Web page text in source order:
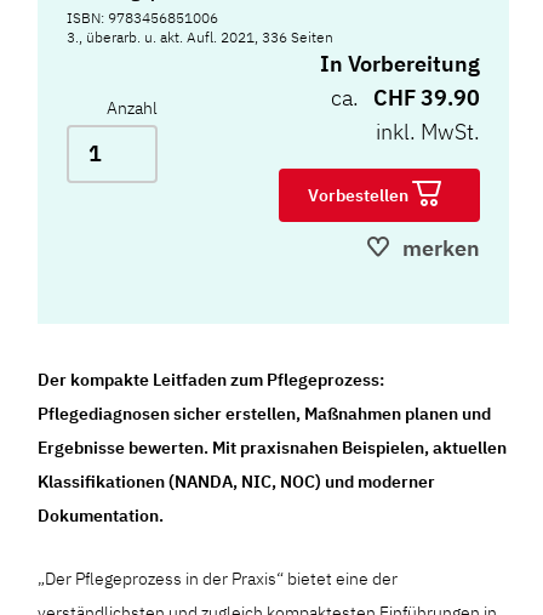
ISBN: 9783456851006
3., überarb. u. akt. Aufl. 2021, 336 Seiten
In Vorbereitung
Anzahl ca.
CHF 39.90
inkl. MwSt.
Vorbestellen
merken
Der kompakte Leitfaden zum Pflegeprozess:
Pflegediagnosen sicher erstellen, Maßnahmen planen und
Ergebnisse bewerten. Mit praxisnahen Beispielen, aktuellen
Klassifikationen (NANDA, NIC, NOC) und moderner
Dokumentation.
„Der Pflegeprozess in der Praxis“ bietet eine der